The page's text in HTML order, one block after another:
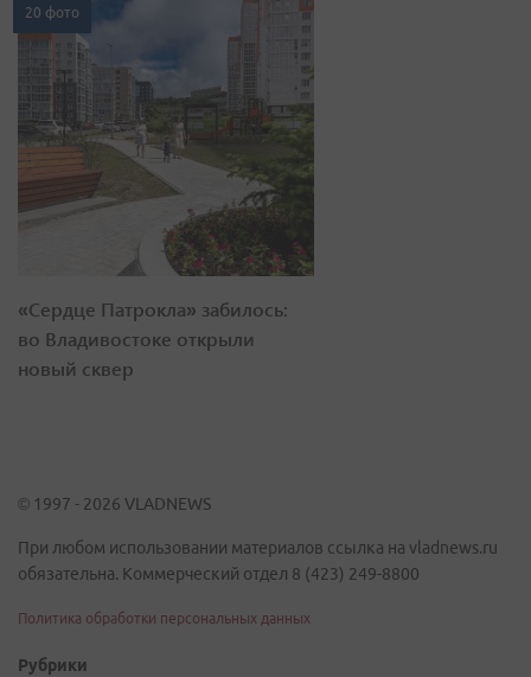
20 фото
«Сердце Патрокла» забилось:
во Владивостоке открыли
новый сквер
© 1997 - 2026 VLADNEWS
При любом использовании материалов ссылка на vladnews.ru
обязательна. Коммерческий отдел 8 (423) 249-8800
Политика обработки персональных данных
Рубрики